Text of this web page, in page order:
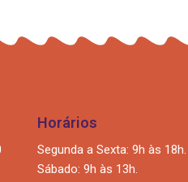
Horários
Segunda a Sexta: 9h às 18h.
Sábado: 9h às 13h.